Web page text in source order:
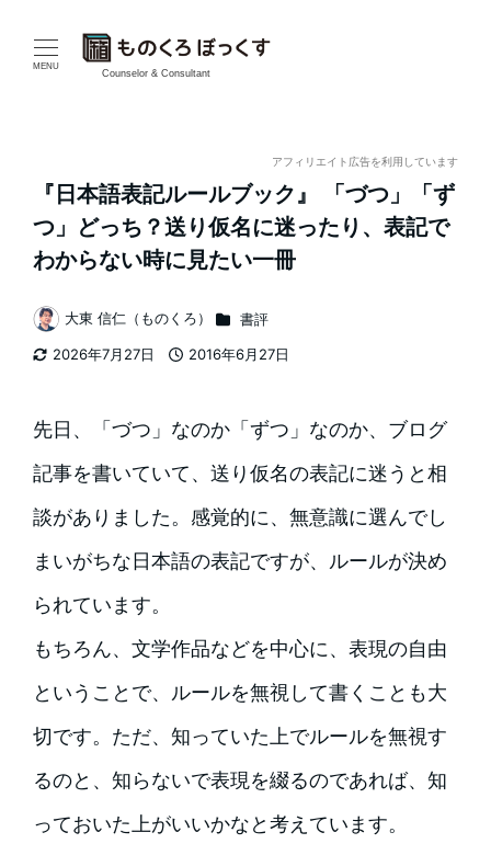
MENU
Counselor & Consultant
アフィリエイト広告を利用しています
『日本語表記ルールブック』 「づつ」「ず
つ」どっち？送り仮名に迷ったり、表記で
わからない時に見たい一冊
2026年7月27日
2016年6月27日
著
者
大東 信仁（ものくろ） カテゴリー
書評
先日、「づつ」なのか「ずつ」なのか、ブログ
記事を書いていて、送り仮名の表記に迷うと相
談がありました。感覚的に、無意識に選んでし
まいがちな日本語の表記ですが、ルールが決め
られています。
もちろん、文学作品などを中心に、表現の自由
ということで、ルールを無視して書くことも大
切です。ただ、知っていた上でルールを無視す
るのと、知らないで表現を綴るのであれば、知
っておいた上がいいかなと考えています。